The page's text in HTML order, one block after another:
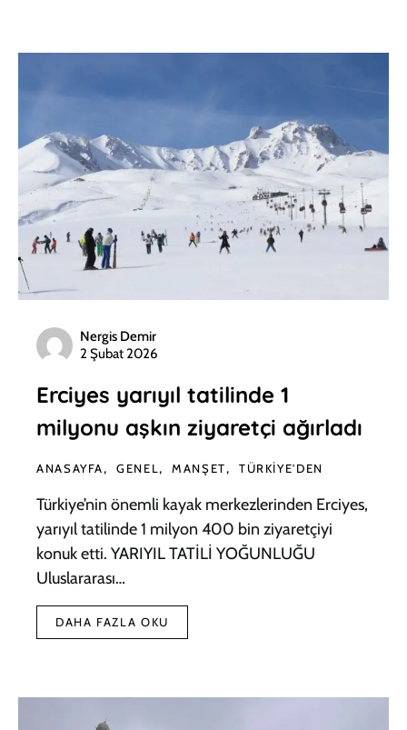
Nergis Demir
2 Şubat 2026
Erciyes yarıyıl tatilinde 1
milyonu aşkın ziyaretçi ağırladı
ANASAYFA GENEL MANŞET TÜRKIYE'DEN
Türkiye’nin önemli kayak merkezlerinden Erciyes,
yarıyıl tatilinde 1 milyon 400 bin ziyaretçiyi
konuk etti. YARIYIL TATİLİ YOĞUNLUĞU
Uluslararası…
DAHA FAZLA OKU